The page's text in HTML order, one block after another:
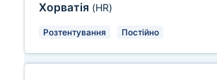
Хорватія (HR)
Розтентування Постійно